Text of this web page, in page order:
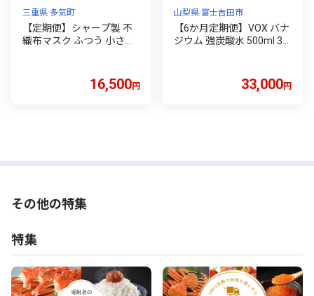
三重県 多気町
【定期便】シャープ製 不
織布マスク ふつう 小さい
HARP sharp 不織布 マスク
ますく プリーツ型 飛沫 対
16,500円
山梨県 富士吉田市
【6か月定期便】VOX バナ
ジウム 強炭酸水 500ml 35
水 ソーダ ハイボール 割り
材 炭酸飲料 スパークリン
33,000円
その他の特集
特集